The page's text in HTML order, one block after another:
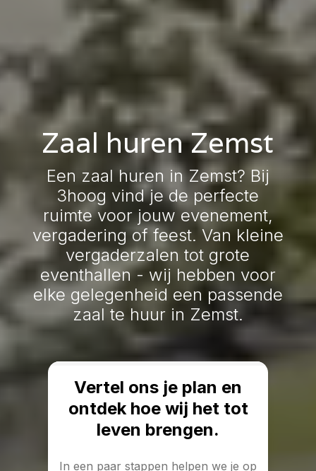
Zaal huren Zemst
Een zaal huren in Zemst? Bij
3hoog vind je de perfecte
ruimte voor jouw evenement,
vergadering of feest. Van kleine
vergaderzalen tot grote
eventhallen - wij hebben voor
elke gelegenheid een passende
zaal te huur in Zemst.